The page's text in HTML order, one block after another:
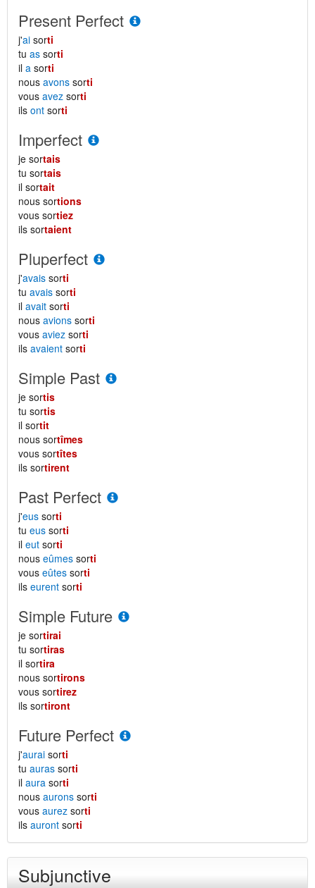
Present Perfect
j'ai sorti
tu as sorti
il a sorti
nous avons sorti
vous avez sorti
ils ont sorti
Imperfect
je sortais
tu sortais
il sortait
nous sortions
vous sortiez
ils sortaient
Pluperfect
j'avais sorti
tu avais sorti
il avait sorti
nous avions sorti
vous aviez sorti
ils avaient sorti
Simple Past
je sortis
tu sortis
il sortit
nous sortîmes
vous sortîtes
ils sortirent
Past Perfect
j'eus sorti
tu eus sorti
il eut sorti
nous eûmes sorti
vous eûtes sorti
ils eurent sorti
Simple Future
je sortirai
tu sortiras
il sortira
nous sortirons
vous sortirez
ils sortiront
Future Perfect
j'aurai sorti
tu auras sorti
il aura sorti
nous aurons sorti
vous aurez sorti
ils auront sorti
Subjunctive